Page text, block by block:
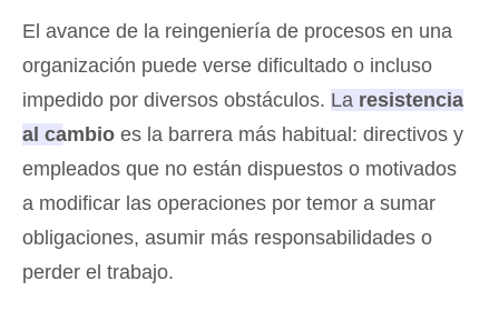
El avance de la reingeniería de procesos en una
organización puede verse dificultado o incluso
impedido por diversos obstáculos. La resistencia
al cambio es la barrera más habitual : directivos y
empleados que no están dispuestos o motivados
a modificar las operaciones por temor a sumar
obligaciones, asumir más responsabilidades o
perder el trabajo.